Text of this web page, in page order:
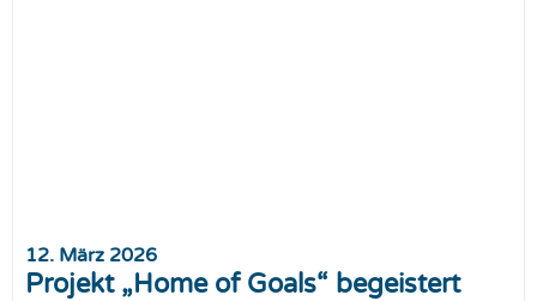
12. März 2026
Projekt „Home of Goals“ begeistert